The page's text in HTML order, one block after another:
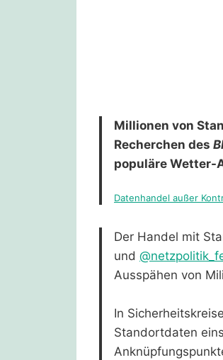
Millionen von
Recherchen des
populäre Wetter-
Datenhandel außer
Der Handel mit
und
Ausspähen von
In
Standortdaten